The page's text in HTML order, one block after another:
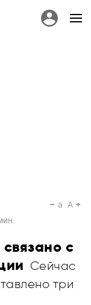
a A
с
Сейчас
три